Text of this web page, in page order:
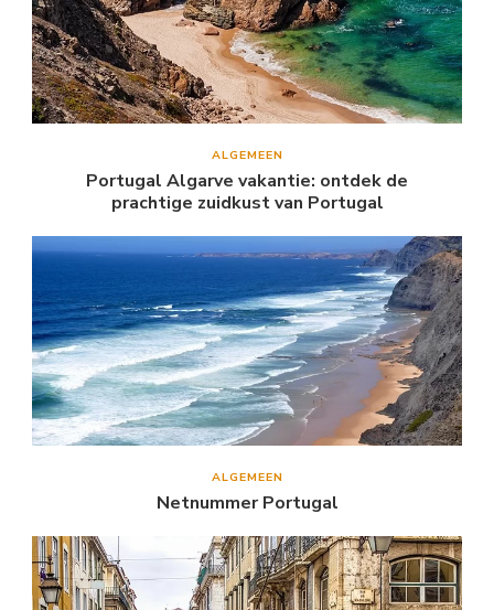
ALGEMEEN
Portugal Algarve vakantie: ontdek de
prachtige zuidkust van Portugal
ALGEMEEN
Netnummer Portugal